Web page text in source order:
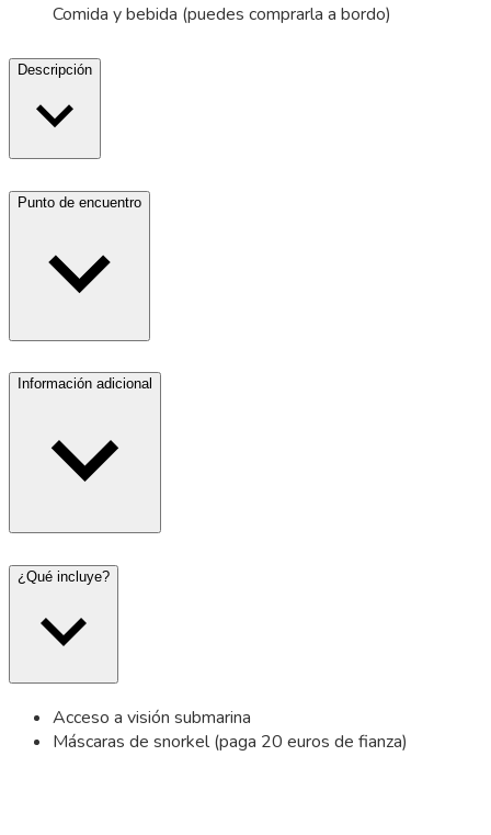
Comida y bebida (puedes comprarla a bordo)
Descripción
Punto de encuentro
Información adicional
¿Qué incluye?
Acceso a visión submarina
Máscaras de snorkel (paga 20 euros de fianza)